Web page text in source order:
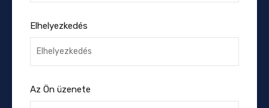
Elhelyezkedés
Az Ön üzenete